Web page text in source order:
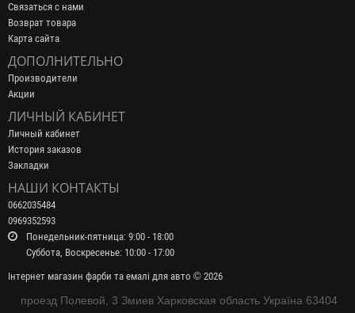
Связаться с нами
Возврат товара
Карта сайта
ДОПОЛНИТЕЛЬНО
Производители
Акции
ЛИЧНЫЙ КАБИНЕТ
Личный кабинет
История заказов
Закладки
НАШИ КОНТАКТЫ
0662035484
0969352593
Понедельник-пятница: 9:00 - 18:00
Суббота, Воскресенье: 10:00 - 17:00
Інтернет магазин фарби та емалі для авто © 2026
проезд Полевой, 3 Змиев Харковская область Україна 63404